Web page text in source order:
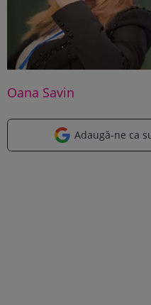
Oana Savin
Adaugă-ne ca